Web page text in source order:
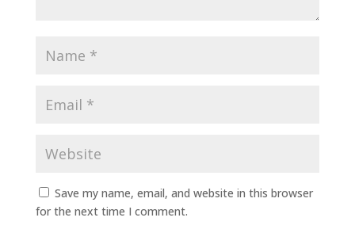
Save my name, email, and website in this browser
for the next time I comment.